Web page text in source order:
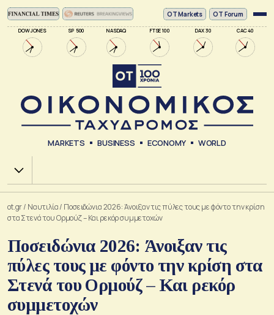
DOW JONES SP 500 NASDAQ FTSE 100 DAX 30 CAC 40
ΟΤ Markets OT Forum
MARKETS BUSINESS ECONOMY WORLD
Χ.Α.
ot.gr/ Ναυτιλία/ Ποσειδώνια 2026: Άνοιξαν τις πύλες τους με φόντο την κρίση
στα Στενά του Ορμούζ – Και ρεκόρ συμμετοχών
Ποσειδώνια 2026: Άνοιξαν τις
πύλες τους με φόντο την κρίση στα
Στενά του Ορμούζ – Και ρεκόρ
συμμετοχών